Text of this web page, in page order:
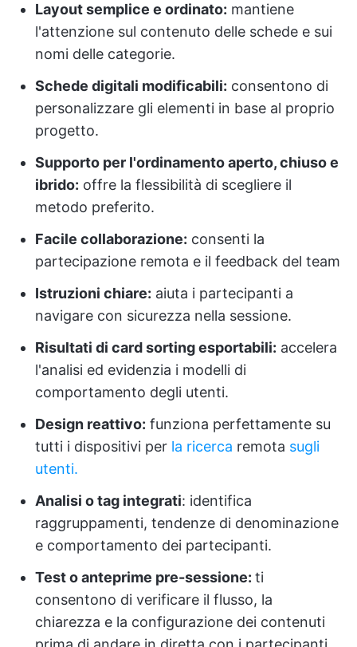
Layout semplice e ordinato: mantiene
l'attenzione sul contenuto delle schede e sui
nomi delle categorie.
Schede digitali modificabili: consentono di
personalizzare gli elementi in base al proprio
progetto.
Supporto per l'ordinamento aperto, chiuso e
ibrido: offre la flessibilità di scegliere il
metodo preferito.
Facile collaborazione: consenti la
partecipazione remota e il feedback del team
Istruzioni chiare: aiuta i partecipanti a
navigare con sicurezza nella sessione.
Risultati di card sorting esportabili: accelera
l'analisi ed evidenzia i modelli di
comportamento degli utenti.
Design reattivo: funziona perfettamente su
tutti i dispositivi per la ricerca remota sugli
utenti.
Analisi o tag integrati: identifica
raggruppamenti, tendenze di denominazione
e comportamento dei partecipanti.
Test o anteprime pre-sessione: ti
consentono di verificare il flusso, la
chiarezza e la configurazione dei contenuti